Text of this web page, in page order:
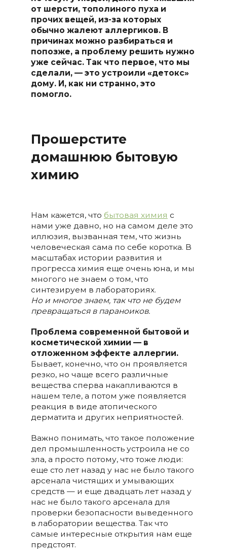
от шерсти, тополиного пуха и
прочих вещей, из-за которых
обычно жалеют аллергиков. В
причинах можно разбираться и
попозже, а проблему решить нужно
уже сейчас. Так что первое, что мы
сделали, — это устроили «детокс»
дому. И, как ни странно, это
помогло.
Прошерстите
домашнюю бытовую
химию
Нам кажется, что бытовая химия с
нами уже давно, но на самом деле это
иллюзия, вызванная тем, что жизнь
человеческая сама по себе коротка. В
масштабах истории развития и
прогресса химия еще очень юна, и мы
многого не знаем о том, что
синтезируем в лабораториях.
Но и многое знаем, так что не будем
превращаться в параноиков.
Проблема современной бытовой и
косметической химии — в
отложенном эффекте аллергии.
Бывает, конечно, что он проявляется
резко, но чаще всего различные
вещества сперва накапливаются в
нашем теле, а потом уже появляется
реакция в виде атопического
дерматита и других неприятностей.
Важно понимать, что такое положение
дел промышленность устроила не со
зла, а просто потому, что тоже люди:
еще сто лет назад у нас не было такого
арсенала чистящих и умывающих
средств — и еще двадцать лет назад у
нас не было такого арсенала для
проверки безопасности выведенного
в лаборатории вещества. Так что
самые интересные открытия нам еще
предстоят.